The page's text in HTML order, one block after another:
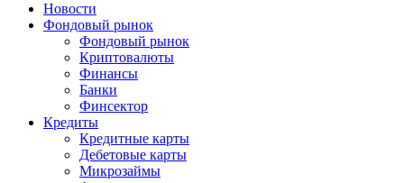
Новости
Фондовый рынок
Фондовый рынок
Криптовалюты
Финансы
Банки
Финсектор
Кредиты
Кредитные карты
Дебетовые карты
Микрозаймы